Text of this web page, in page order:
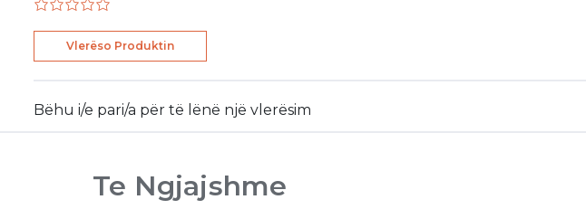
Vlerëso Produktin
Bëhu i/e pari/a për të lënë një vlerësim
Te Ngjajshme